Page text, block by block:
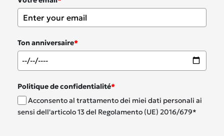
Ton anniversaire*
Politique de confidentialité*
Acconsento al trattamento dei miei dati personali ai
sensi dell'articolo 13 del Regolamento (UE) 2016/679*